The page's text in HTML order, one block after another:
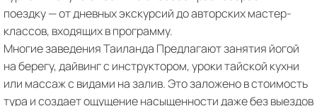
поездку — от дневных экскурсий до авторских мастер-
классов, входящих в программу.
Многие заведения Таиланда Предлагают занятия йогой
на берегу, дайвинг с инструктором, уроки тайской кухни
или массаж с видами на залив. Это заложено в стоимость
тура и создает ощущение насыщенности даже без выездов